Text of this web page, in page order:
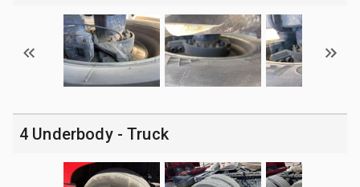
4 Underbody - Truck